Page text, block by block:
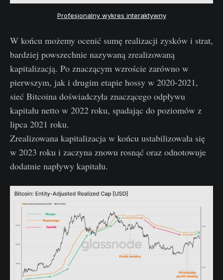
Profesjonalny wykres interaktywny
W końcu możemy ocenić sumę realizacji zysków i strat,
bardziej powszechnie nazywaną zrealizowaną
kapitalizacją. Po znaczącym wzroście zarówno w
pierwszym, jak i drugim etapie hossy w 2020-2021,
sieć Bitcoina doświadczyła znaczącego odpływu
kapitału netto w 2022 roku, spadając do poziomów z
lipca 2021 roku.
Zrealizowana kapitalizacja w końcu ustabilizowała się
w 2023 roku i zaczyna znowu rosnąć oraz odnotowuje
dodatnie napływy kapitału.